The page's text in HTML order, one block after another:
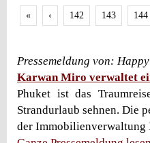
« ‹ 142 143 144
Pressemeldung von:
Karwan Miro verwaltet
Phuket ist das
Strandurlaub sehnen. Die
der Immobilienverwaltung